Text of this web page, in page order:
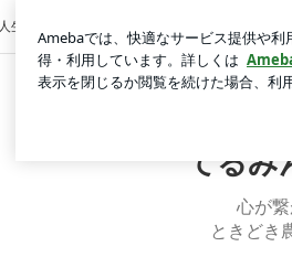
人生は喪失の積み重ねであること
てる
心が
ときどき